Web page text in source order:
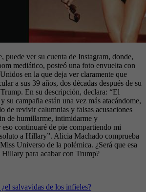
puede ver su cuenta de Instagram, donde,
mediático, posteó una foto envuelta con
en la que deja ver claramente que
a sus 39 años, dos décadas después de su
En su descripción, declara: “El
su campaña están una vez más atacándome,
de revivir calumnias y falsas acusaciones
de humillarme, intimidarme y
continuaré de pie compartiendo mi
a Hillary”. Alicia Machado comprueba
Universo de la polémica. ¿Será que esa
Hillary para acabar con Trump?
salvavidas de los infieles?